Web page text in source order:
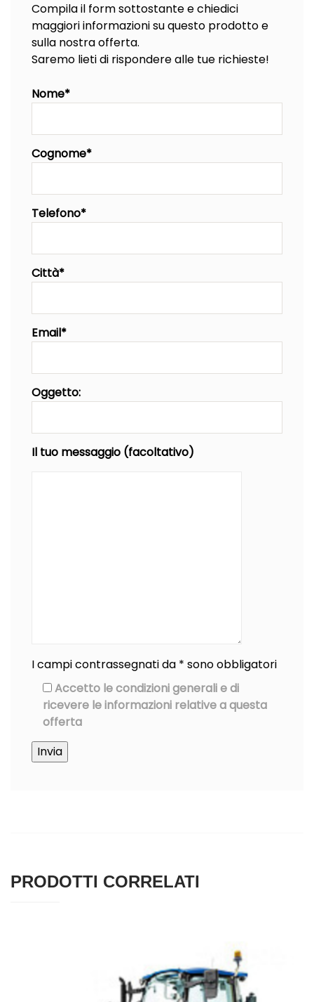
Compila il form sottostante e chiedici
maggiori informazioni su questo prodotto e
sulla nostra offerta.
Saremo lieti di rispondere alle tue richieste!
Nome*
Cognome*
Telefono*
Città*
Email*
Oggetto:
Il tuo messaggio (facoltativo)
I campi contrassegnati da * sono obbligatori
Accetto le condizioni generali e di
ricevere le informazioni relative a questa
offerta
PRODOTTI CORRELATI